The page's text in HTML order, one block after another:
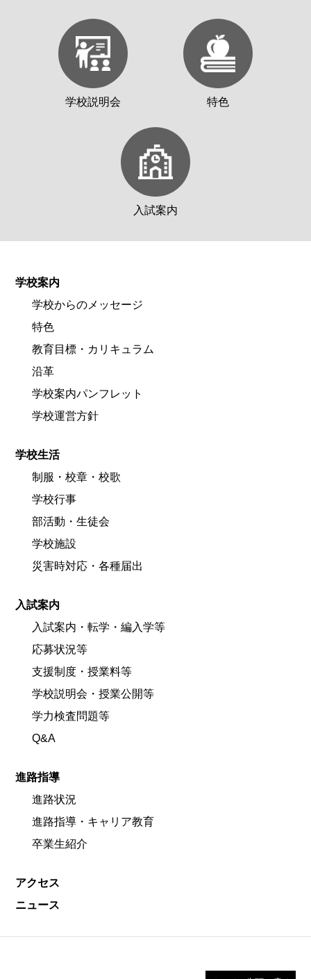
学校説明会 特色
入試案内
学校案内
学校からのメッセージ
特色
教育目標・カリキュラム
沿革
学校案内パンフレット
学校運営方針
学校生活
制服・校章・校歌
学校行事
部活動・生徒会
学校施設
災害時対応・各種届出
入試案内
入試案内・転学・編入学等
応募状況等
支援制度・授業料等
学校説明会・授業公開等
学力検査問題等
Q&A
進路指導
進路状況
進路指導・キャリア教育
卒業生紹介
アクセス
ニュース